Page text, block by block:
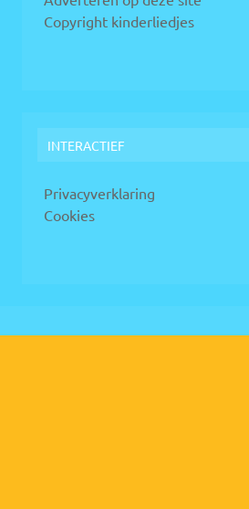
Copyright kinderliedjes
INTERACTIEF
Privacyverklaring
Cookies